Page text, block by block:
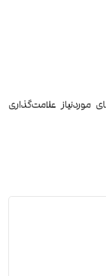
موردنیاز علامت‌گذاری